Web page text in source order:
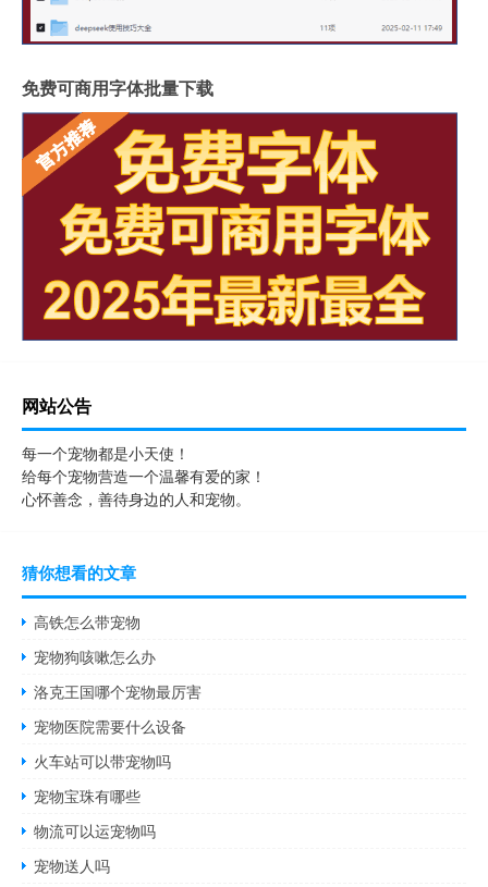
免费可商用字体批量下载
网站公告
每一个宠物都是小天使！
给每个宠物营造一个温馨有爱的家！
心怀善念，善待身边的人和宠物。
猜你想看的文章
高铁怎么带宠物
宠物狗咳嗽怎么办
洛克王国哪个宠物最厉害
宠物医院需要什么设备
火车站可以带宠物吗
宠物宝珠有哪些
物流可以运宠物吗
宠物送人吗